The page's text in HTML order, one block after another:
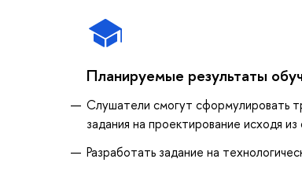
Планируемые результаты
Слушатели смогут сформулировать
задания на проектирование исходя
Разработать задание на